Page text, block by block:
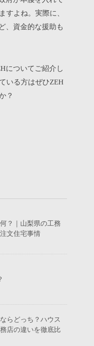
すよね。実際に、
、資金的な援助も
についてご紹介し
いる方はぜひZEH
？
？｜山梨県の工務
文住宅事情
らどっち？ハウス
店の違いを徹底比